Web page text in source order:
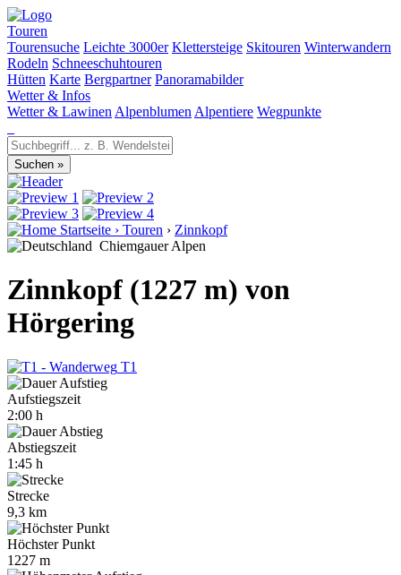
Touren
Tourensuche Leichte 3000er Klettersteige Skitouren Winterwandern
Rodeln Schneeschuhtouren
Hütten Karte Bergpartner Panoramabilder
Wetter & Infos
Wetter & Lawinen Alpenblumen Alpentiere Wegpunkte
Startseite › Touren › Zinnkopf
Chiemgauer Alpen
Zinnkopf (1227 m) von
Hörgering
T1
Aufstiegszeit
2:00 h
Abstiegszeit
1:45 h
Strecke
9,3 km
Höchster Punkt
1227 m